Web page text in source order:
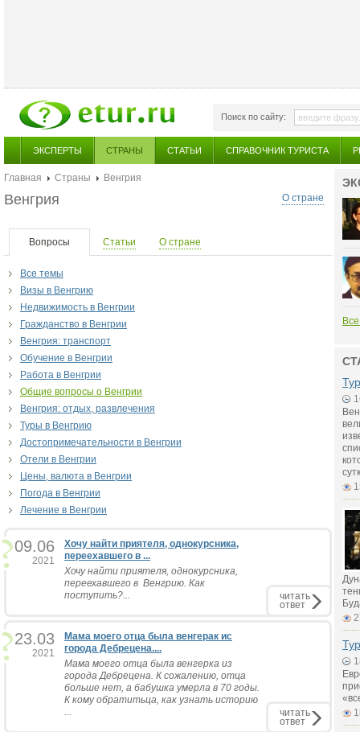
Поиск по сайту:
ЭКСПЕРТЫ СТРАНЫ СТАТЬИ СПРАВОЧНИК ТУРИСТА
Главная Страны
Венгрия
О стране
Венгрия
Вопросы Статьи О стране
Все темы
Визы в Венгрию
Недвижимость в Венгрии
Гражданство в Венгрии
Венгрия: транспорт
Обучение в Венгрии
Работа в Венгрии
Общие вопросы о Венгрии
Венгрия: отдых, развлечения
Туры в Венгрию
Достопримечательности в Венгрии
Отели в Венгрии
Цены, валюта в Венгрии
Погода в Венгрии
Лечение в Венгрии
09.06
2021
Хочу найти приятеля, однокурсника,
переехавшего в ...
Хочу найти приятеля, однокурсника,
переехавшего в Венгрию. Как
поступить?...
читать
ответ
23.03
2021
Мама моего отца была венгерак ис
города Дебрецена....
Мама моего отца была венгерка из
города Дебрецена. К сожалению, отца
больше нет, а бабушка умерла в 70 годы.
К кому обратитьца, как узнать историю
...
читать
ответ